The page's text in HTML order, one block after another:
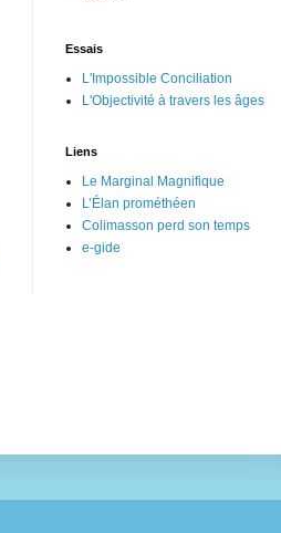
Essais
L'Impossible Conciliation
L'Objectivité à travers les âges
Liens
Le Marginal Magnifique
L’Élan prométhéen
Colimasson perd son temps
e-gide